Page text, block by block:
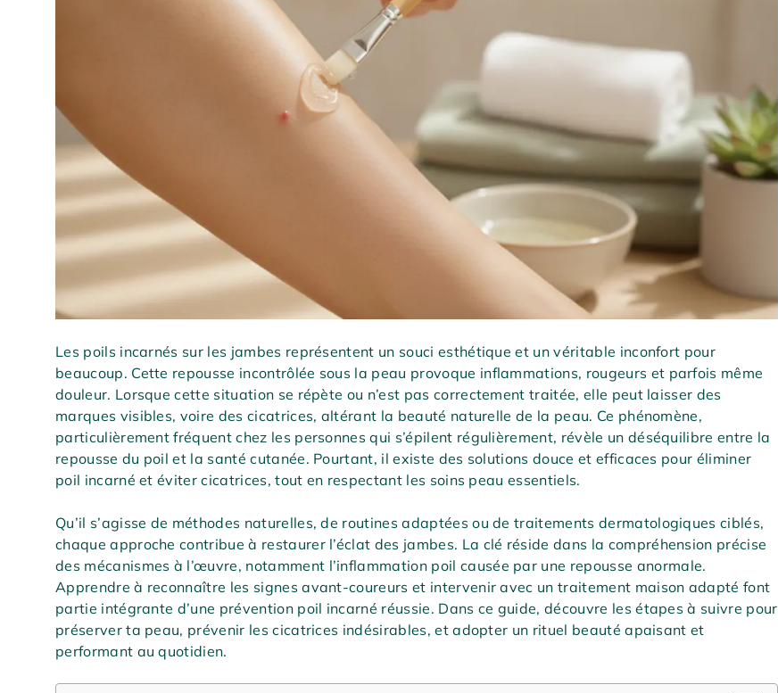
Les poils incarnés sur les jambes représentent un souci esthétique et un véritable inconfort pour
beaucoup. Cette repousse incontrôlée sous la peau provoque inflammations, rougeurs et parfois même
douleur. Lorsque cette situation se répète ou n’est pas correctement traitée, elle peut laisser des
marques visibles, voire des cicatrices, altérant la beauté naturelle de la peau. Ce phénomène,
particulièrement fréquent chez les personnes qui s’épilent régulièrement, révèle un déséquilibre entre la
repousse du poil et la santé cutanée. Pourtant, il existe des solutions douce et efficaces pour éliminer
poil incarné et éviter cicatrices, tout en respectant les soins peau essentiels.
Qu’il s’agisse de méthodes naturelles, de routines adaptées ou de traitements dermatologiques ciblés,
chaque approche contribue à restaurer l’éclat des jambes. La clé réside dans la compréhension précise
des mécanismes à l’œuvre, notamment l’inflammation poil causée par une repousse anormale.
Apprendre à reconnaître les signes avant-coureurs et intervenir avec un traitement maison adapté font
partie intégrante d’une prévention poil incarné réussie. Dans ce guide, découvre les étapes à suivre pour
préserver ta peau, prévenir les cicatrices indésirables, et adopter un rituel beauté apaisant et
performant au quotidien.